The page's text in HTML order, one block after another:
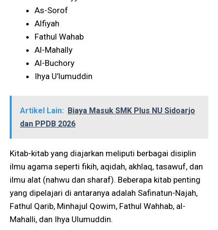
As-Sorof
Alfiyah
Fathul Wahab
Al-Mahally
Al-Buchory
Ihya U’lumuddin
Artikel Lain: Biaya Masuk SMK Plus NU Sidoarjo
dan PPDB 2026
Kitab-kitab yang diajarkan meliputi berbagai disiplin
ilmu agama seperti fikih, aqidah, akhlaq, tasawuf, dan
ilmu alat (nahwu dan sharaf). Beberapa kitab penting
yang dipelajari di antaranya adalah Safinatun-Najah,
Fathul Qarib, Minhajul Qowim, Fathul Wahhab, al-
Mahalli, dan Ihya Ulumuddin​.